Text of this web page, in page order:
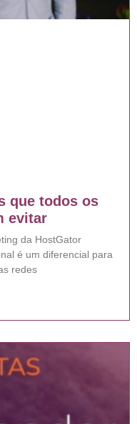
que todos os
evitar
da HostGator
é um diferencial para
redes